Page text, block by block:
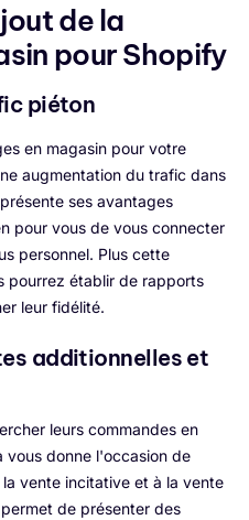
de la
pour Shopify
piéton
en magasin pour votre
augmentation du trafic dans
ses avantages
pour vous de vous connecter
personnel. Plus cette
pourrez établir de rapports
leur fidélité.
additionnelles et
leurs commandes en
vous donne l'occasion de
vente incitative et à la vente
de présenter des